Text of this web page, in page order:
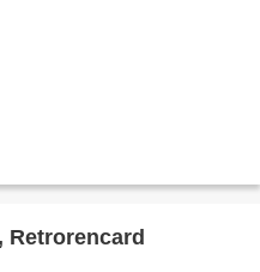
Retrorencard